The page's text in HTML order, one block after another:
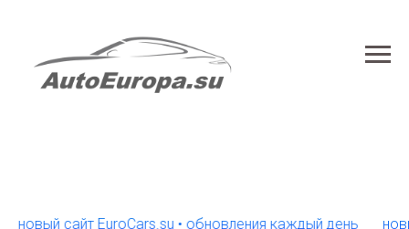
сайт EuroCars.su • обновления каждый день новый